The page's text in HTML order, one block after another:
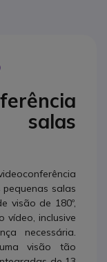
salas
salas
visão de 180º,
vídeo, inclusive
necessária.
visão tão